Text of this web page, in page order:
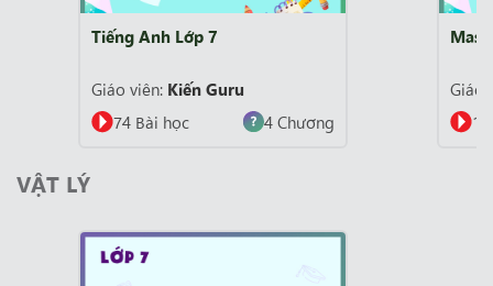
Master Cambridge Lớp 7
Giáo viên:Kiến Guru
146 Bài học
3 Chương
VẬT LÝ